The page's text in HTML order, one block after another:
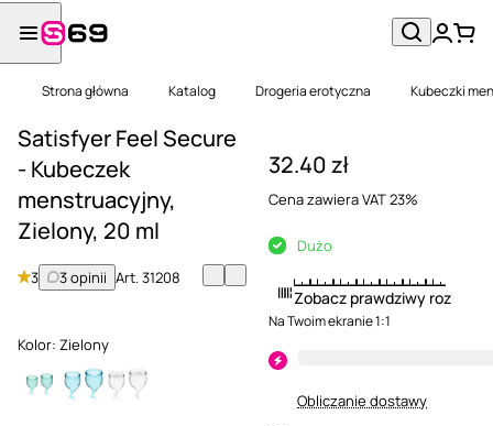
Strona główna Katalog Drogeria erotyczna Kubeczki
Satisfyer Feel Secure
- Kubeczek
menstruacyjny,
Zielony, 20 ml
3 3 opinii Art.31208
Kolor: Zielony
32.40 zł
Cena zawiera VAT 23%
Dużo
Zobacz prawdziwy rozmiar
Na Twoim ekranie 1:1
Obliczanie dostawy